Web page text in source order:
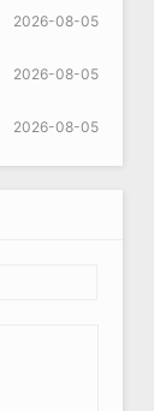
2026-08-05
2026-08-05
2026-08-05